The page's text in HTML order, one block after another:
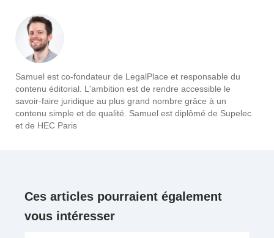
Samuel est co-fondateur de LegalPlace et responsable du
contenu éditorial. L'ambition est de rendre accessible le
savoir-faire juridique au plus grand nombre grâce à un
contenu simple et de qualité. Samuel est diplômé de Supelec
et de HEC Paris
Ces articles pourraient également
vous intéresser